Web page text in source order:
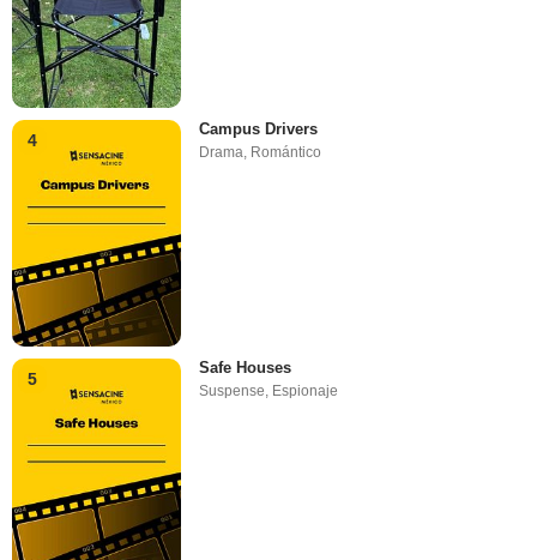
4
Campus Drivers
Drama, Romántico
5
Safe Houses
Suspense Espionaje